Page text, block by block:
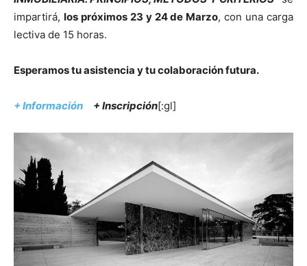
impartirá, los próximos 23 y 24 de Marzo, con una carga
lectiva de 15 horas.
Esperamos tu asistencia y tu colaboración futura.
+ Información + Inscripción[:gl]